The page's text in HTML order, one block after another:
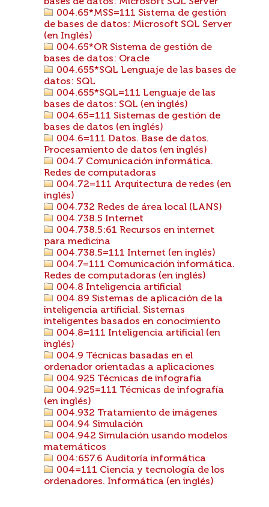
004.65*MSS=111 Sistema de gestión
de bases de datos: Microsoft SQL Server
(en Inglés)
004.65*OR Sistema de gestión de
bases de datos: Oracle
004.655*SQL Lenguaje de las bases de
datos: SQL
004.655*SQL=111 Lenguaje de las
bases de datos: SQL (en inglés)
004.65=111 Sistemas de gestión de
bases de datos (en inglés)
004.6=111 Datos. Base de datos.
Procesamiento de datos (en inglés)
004.7 Comunicación informática.
Redes de computadoras
004.72=111 Arquitectura de redes (en
inglés)
004.732 Redes de área local (LANS)
004.738.5 Internet
004.738.5:61 Recursos en internet
para medicina
004.738.5=111 Internet (en inglés)
004.7=111 Comunicación informática.
Redes de computadoras (en inglés)
004.8 Inteligencia artificial
004.89 Sistemas de aplicación de la
inteligencia artificial. Sistemas
inteligentes basados en conocimiento
004.8=111 Inteligencia artificial (en
inglés)
004.9 Técnicas basadas en el
ordenador orientadas a aplicaciones
004.925 Técnicas de infografía
004.925=111 Técnicas de infografía
(en inglés)
004.932 Tratamiento de imágenes
004.94 Simulación
004.942 Simulación usando modelos
matemáticos
004:657.6 Auditoría informática
004=111 Ciencia y tecnología de los
ordenadores. Informática (en inglés)